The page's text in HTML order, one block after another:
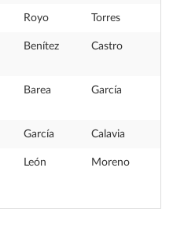
Royo Torres
Benítez Castro
Barea García
García Calavia
León Moreno